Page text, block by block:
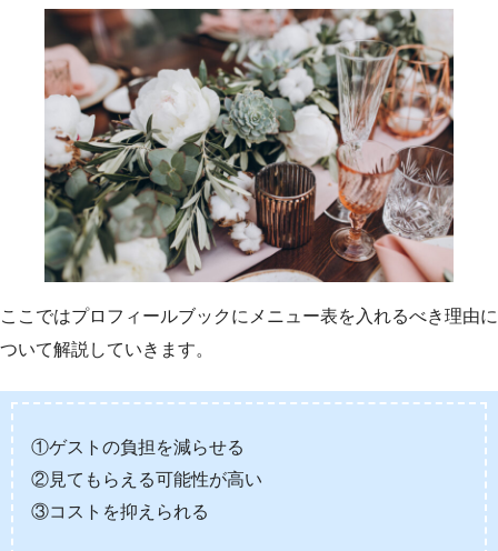
ここではプロフィールブックにメニュー表を入れるべき理由に
ついて解説していきます。
①ゲストの負担を減らせる
②見てもらえる可能性が高い
③コストを抑えられる